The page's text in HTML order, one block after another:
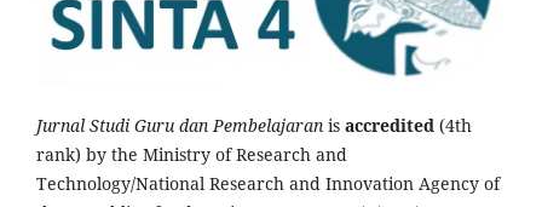
Jurnal Studi Guru dan Pembelajaran is accredited (4th
rank) by the Ministry of Research and
Technology/National Research and Innovation Agency of